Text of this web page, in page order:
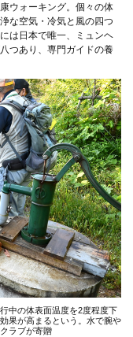
ウォーキング。個々の体
な空気・冷気と風の四つ
は日本で唯一、ミュンヘ
つあり、専門ガイドの養
中の体表面温度を2度程度下
果が高まるという。水で腕や
ラブが寄贈